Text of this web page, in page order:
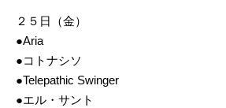
２５日（金）
●Aria
●コトナシソ
●Telepathic Swinger
●エル・サント